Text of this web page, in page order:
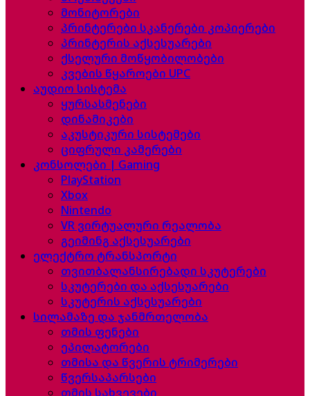
მონიტორები
პრინტერები სკანერები კოპიერები
პრინტერის აქსესუარები
ქსელური მოწყობილობები
კვების წყაროები UPC
აუდიო სისტემა
ყურსასმენები
დინამიკები
აკუსტიკური სისტემები
ციფრული კამერები
კონსოლები | Gaming
PlayStation
Xbox
Nintendo
VR ვირტუალური რეალობა
გეიმინგ აქსესუარები
ელექტრო ტრანსპორტი
თვითბალანსირებადი სკუტერები
სკუტერები და აქსესუარები
სკუტერის აქსესუარები
სილამაზე და ჯანმრთელობა
თმის ფენები
ეპილატორები
თმისა და წვერის ტრიმერები
წვერსაპარსები
თმის სახვევები